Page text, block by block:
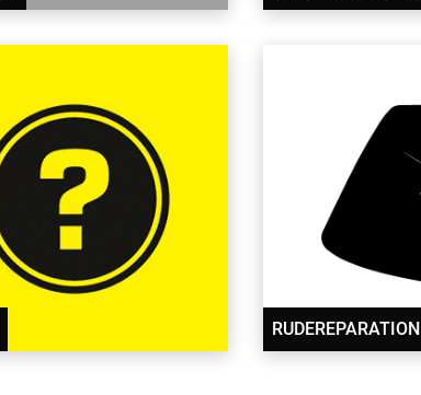
RUDEREPARATION